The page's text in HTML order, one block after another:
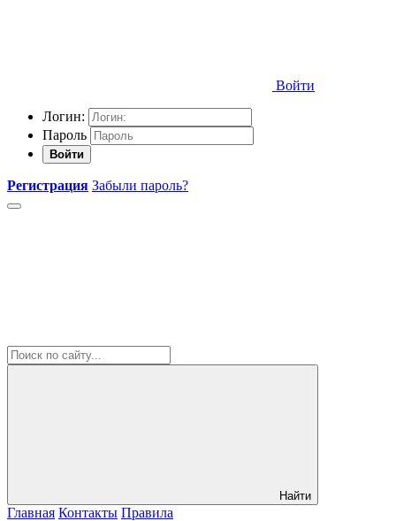
Войти
Логин:
Пароль
Войти
Регистрация Забыли пароль?
Найти
Главная Контакты Правила